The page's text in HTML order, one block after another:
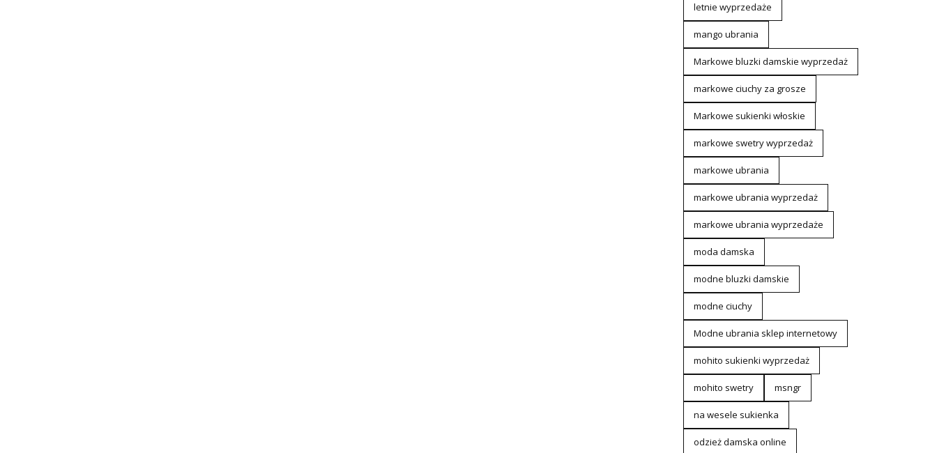
letnie wyprzedaże
mango ubrania
Markowe bluzki damskie wyprzedaż
markowe ciuchy za grosze
Markowe sukienki włoskie
markowe swetry wyprzedaż
markowe ubrania
markowe ubrania wyprzedaż
markowe ubrania wyprzedaże
moda damska
modne bluzki damskie
modne ciuchy
Modne ubrania sklep internetowy
mohito sukienki wyprzedaż
mohito swetry msngr
na wesele sukienka
odzież damska online